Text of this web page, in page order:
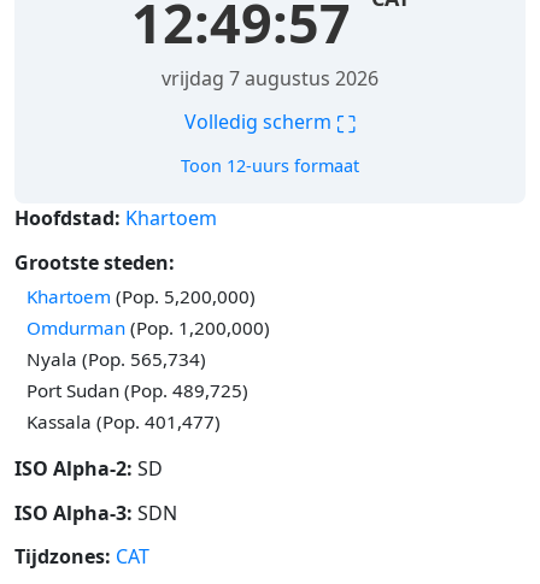
12:49:57
vrijdag 7 augustus 2026
Volledig scherm ⛶
Toon 12-uurs formaat
Hoofdstad: Khartoem
Grootste steden:
Khartoem (Pop. 5,200,000)
Omdurman (Pop. 1,200,000)
Nyala (Pop. 565,734)
Port Sudan (Pop. 489,725)
Kassala (Pop. 401,477)
ISO Alpha-2: SD
ISO Alpha-3: SDN
Tijdzones: CAT